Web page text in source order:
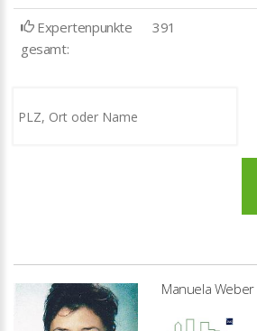
Expertenpunkte
gesamt:
391
Manuela Weber